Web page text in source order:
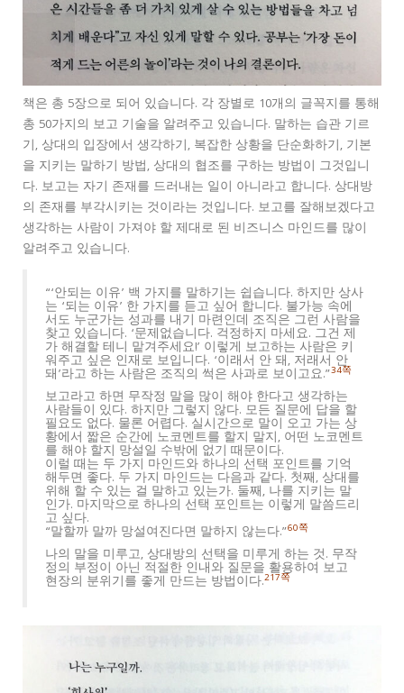
책은 총 5장으로 되어 있습니다. 각 장별로 10개의 글꼭지를 통해
총 50가지의 보고 기술을 알려주고 있습니다. 말하는 습관 기르
기, 상대의 입장에서 생각하기, 복잡한 상황을 단순화하기, 기본
을 지키는 말하기 방법, 상대의 협조를 구하는 방법이 그것입니
다. 보고는 자기 존재를 드러내는 일이 아니라고 합니다. 상대방
의 존재를 부각시키는 것이라는 것입니다. 보고를 잘해보겠다고
생각하는 사람이 가져야 할 제대로 된 비즈니스 마인드를 많이
알려주고 있습니다.
“‘안되는 이유’ 백 가지를 말하기는 쉽습니다. 하지만 상사
는 ‘되는 이유’ 한 가지를 듣고 싶어 합니다. 불가능 속에
서도 누군가는 성과를 내기 마련인데 조직은 그런 사람을
찾고 있습니다. ‘문제없습니다. 걱정하지 마세요. 그건 제
가 해결할 테니 맡겨주세요!’ 이렇게 보고하는 사람은 키
워주고 싶은 인재로 보입니다. ‘이래서 안 돼, 저래서 안
돼’라고 하는 사람은 조직의 썩은 사과로 보이고요.”34쪽
보고라고 하면 무작정 말을 많이 해야 한다고 생각하는
사람들이 있다. 하지만 그렇지 않다. 모든 질문에 답을 할
필요도 없다. 물론 어렵다. 실시간으로 말이 오고 가는 상
황에서 짧은 순간에 노코멘트를 할지 말지, 어떤 노코멘트
를 해야 할지 망설일 수밖에 없기 때문이다.
이럴 때는 두 가지 마인드와 하나의 선택 포인트를 기억
해두면 좋다. 두 가지 마인드는 다음과 같다. 첫째, 상대를
위해 할 수 있는 걸 말하고 있는가. 둘째, 나를 지키는 말
인가. 마지막으로 하나의 선택 포인트는 이렇게 말씀드리
고 싶다.
“말할까 말까 망설여진다면 말하지 않는다.”60쪽
나의 말을 미루고, 상대방의 선택을 미루게 하는 것. 무작
정의 부정이 아닌 적절한 인내와 질문을 활용하여 보고
현장의 분위기를 좋게 만드는 방법이다.217쪽